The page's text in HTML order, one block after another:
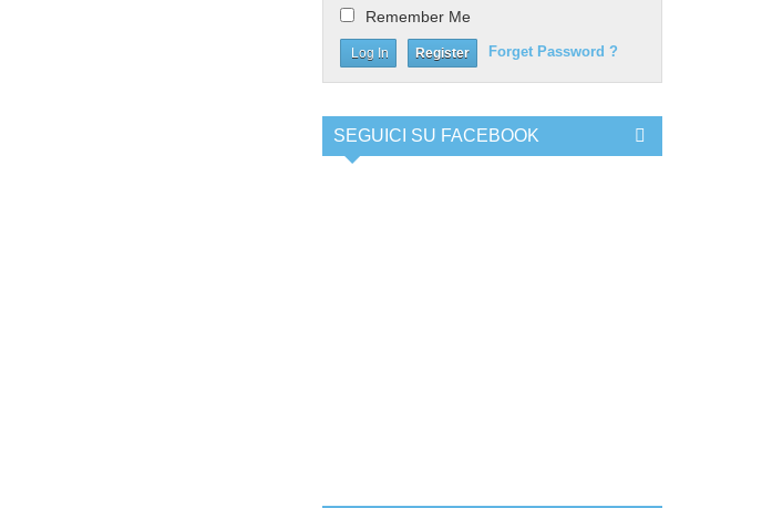
Remember Me
Forget Password ?
Register
SEGUICI SU FACEBOOK